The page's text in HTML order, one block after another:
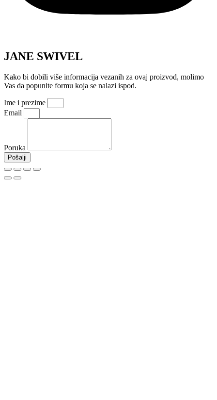
JANE SWIVEL
Kako bi dobili više informacija vezanih za ovaj proizvod, molimo
Vas da popunite formu koja se nalazi ispod.
Ime i prezime
Email
Poruka
Pošalji